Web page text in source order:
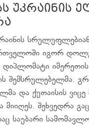
უკრაინის
იგორ
დიპლომატი
შემსრულებელმა.
და ქუთაისის
მიიღეს. შეხვედრა
საუბარი